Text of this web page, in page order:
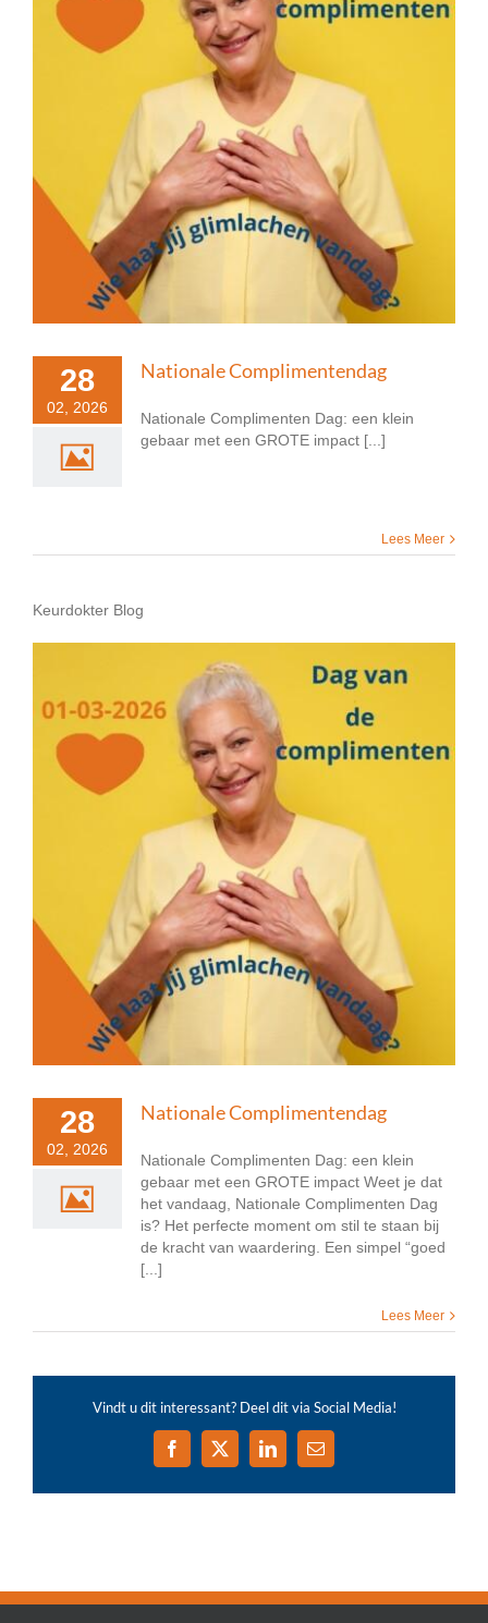
28
02, 2026
Nationale Complimentendag
Nationale Complimenten Dag: een klein
gebaar met een GROTE impact [...]
Lees Meer
Keurdokter Blog
28
02, 2026
Nationale Complimentendag
Nationale Complimenten Dag: een klein
gebaar met een GROTE impact Weet je dat
het vandaag, Nationale Complimenten Dag
is? Het perfecte moment om stil te staan bij
de kracht van waardering. Een simpel “goed
[...]
Lees Meer
Vindt u dit interessant? Deel dit via Social Media!
Facebook
X LinkedIn
E-